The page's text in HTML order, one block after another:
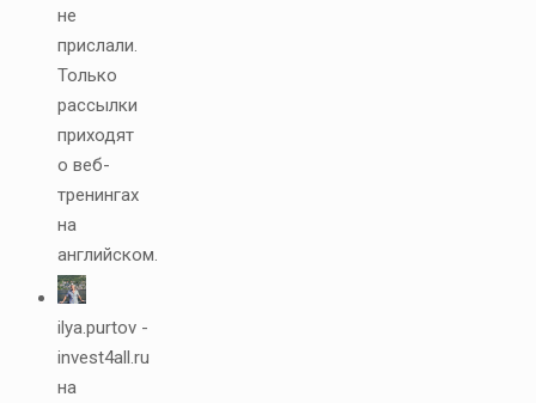
не
прислали.
Только
рассылки
приходят
о веб-
тренингах
на
английском.
ilya.purtov -
invest4all.ru
на